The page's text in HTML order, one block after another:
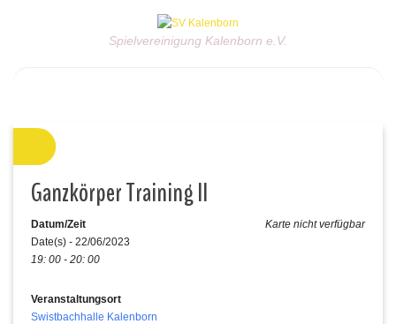
Spielvereinigung Kalenborn e.V.
Ganzkörper Training II
Karte nicht verfügbar
Datum/Zeit
Date(s) - 22/06/2023
19: 00 - 20: 00
Veranstaltungsort
Swistbachhalle Kalenborn